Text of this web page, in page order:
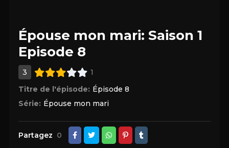
Épouse mon mari: Saison 1
Episode 8
3
1
Titre de l'épisode: Épisode 8
Série: Épouse mon mari
Partagez 0